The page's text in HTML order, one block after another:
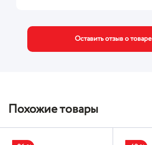
Оставить отзыв о товаре
Похожие товары